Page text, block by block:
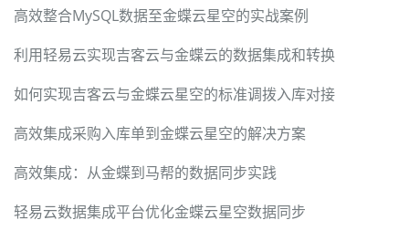
高效整合MySQL数据至金蝶云星空的实战案例
利用轻易云实现吉客云与金蝶云的数据集成和转换
如何实现吉客云与金蝶云星空的标准调拨入库对接
高效集成采购入库单到金蝶云星空的解决方案
高效集成：从金蝶到马帮的数据同步实践
轻易云数据集成平台优化金蝶云星空数据同步